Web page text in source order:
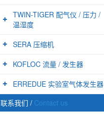
TWIN-TIGER 配气仪 / 压力 /
温湿度
SERA 压缩机
KOFLOC 流量 / 发生器
ERREDUE 实验室气体发生器
联系我们 / Contact us